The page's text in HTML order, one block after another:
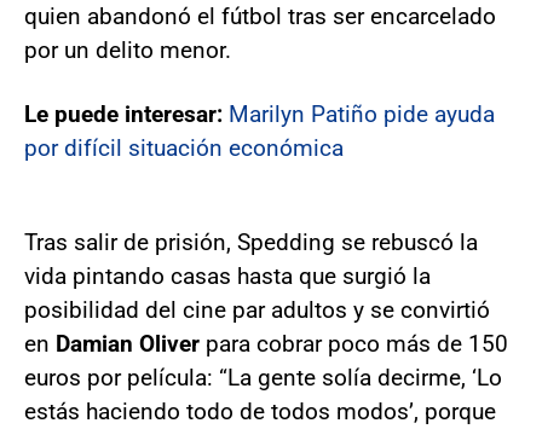
quien abandonó el fútbol tras ser encarcelado
por un delito menor.
Le puede interesar: Marilyn Patiño pide ayuda
por difícil situación económica
Tras salir de prisión, Spedding se rebuscó la
vida pintando casas hasta que surgió la
posibilidad del cine par adultos y se convirtió
en Damian Oliver para cobrar poco más de 150
euros por película: “La gente solía decirme, ‘Lo
estás haciendo todo de todos modos’, porque